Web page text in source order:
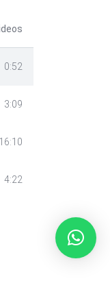
0:52
3:09
16:10
4:22